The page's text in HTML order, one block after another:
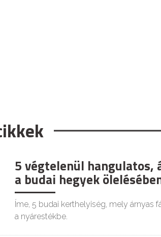
5 végtelenül hangulatos,
a budai hegyek
Íme, 5 budai kerthelyiség, mely árnyas
a nyárestékbe.